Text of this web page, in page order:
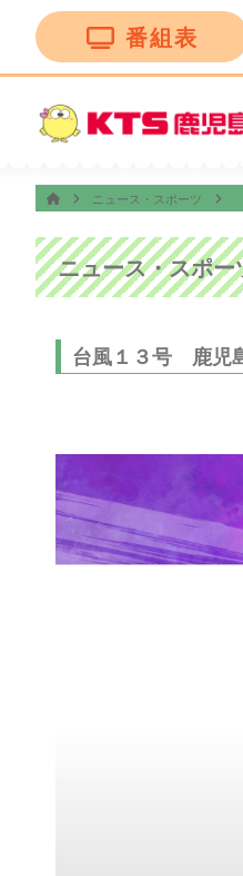
番組表
ピング 4:55 ビタブリッ
ニュース・スポーツ
ニュース・スポー
台風１３号 鹿児